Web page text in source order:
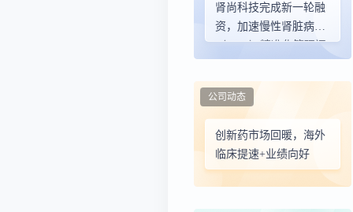
肾尚科技完成新一轮融
资，加速慢性肾脏病
（CKD）精准化管理闭
创新药市场回暖，海外
临床提速+业绩向好
公司动态